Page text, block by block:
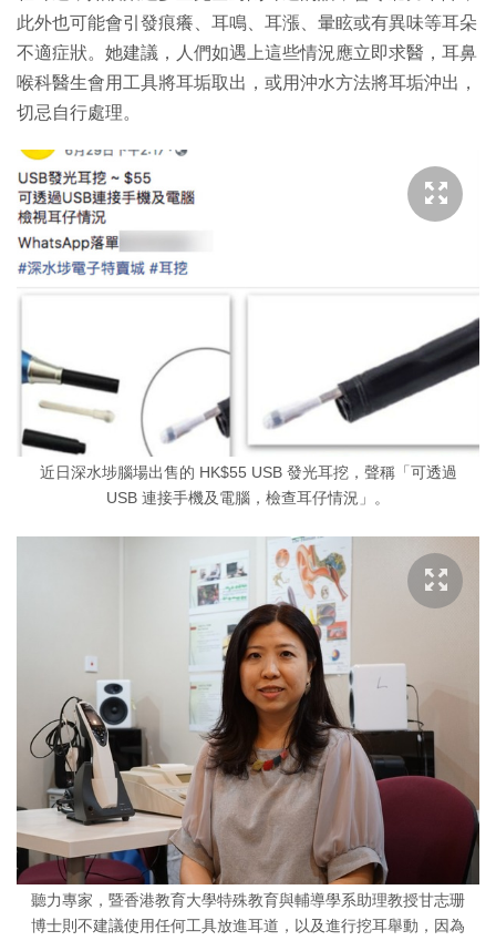
此外也可能會引發痕癢、耳鳴、耳漲、暈眩或有異味等耳朵
不適症狀。她建議，人們如遇上這些情況應立即求醫，耳鼻
喉科醫生會用工具將耳垢取出，或用沖水方法將耳垢沖出，
切忌自行處理。
近日深水埗腦場出售的 HK$55 USB 發光耳挖，聲稱「可透過
USB 連接手機及電腦，檢查耳仔情況」。
聽力專家，暨香港教育大學特殊教育與輔導學系助理教授甘志珊
博士則不建議使用任何工具放進耳道，以及進行挖耳舉動，因為